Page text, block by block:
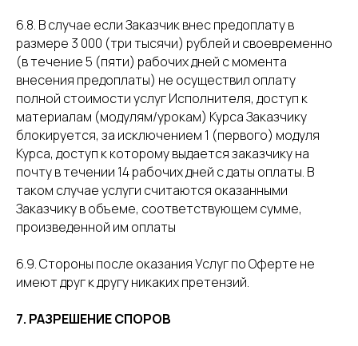
6.8. В случае если Заказчик внес предоплату в
размере 3 000 (три тысячи) рублей и своевременно
(в течение 5 (пяти) рабочих дней с момента
внесения предоплаты) не осуществил оплату
полной стоимости услуг Исполнителя, доступ к
материалам (модулям/урокам) Курса Заказчику
блокируется, за исключением 1 (первого) модуля
Курса, доступ к которому выдается заказчику на
почту в течении 14 рабочих дней с даты оплаты. В
таком случае услуги считаются оказанными
Заказчику в объеме, соответствующем сумме,
произведенной им оплаты
6.9. Стороны после оказания Услуг по Оферте не
имеют друг к другу никаких претензий.
7. РАЗРЕШЕНИЕ СПОРОВ